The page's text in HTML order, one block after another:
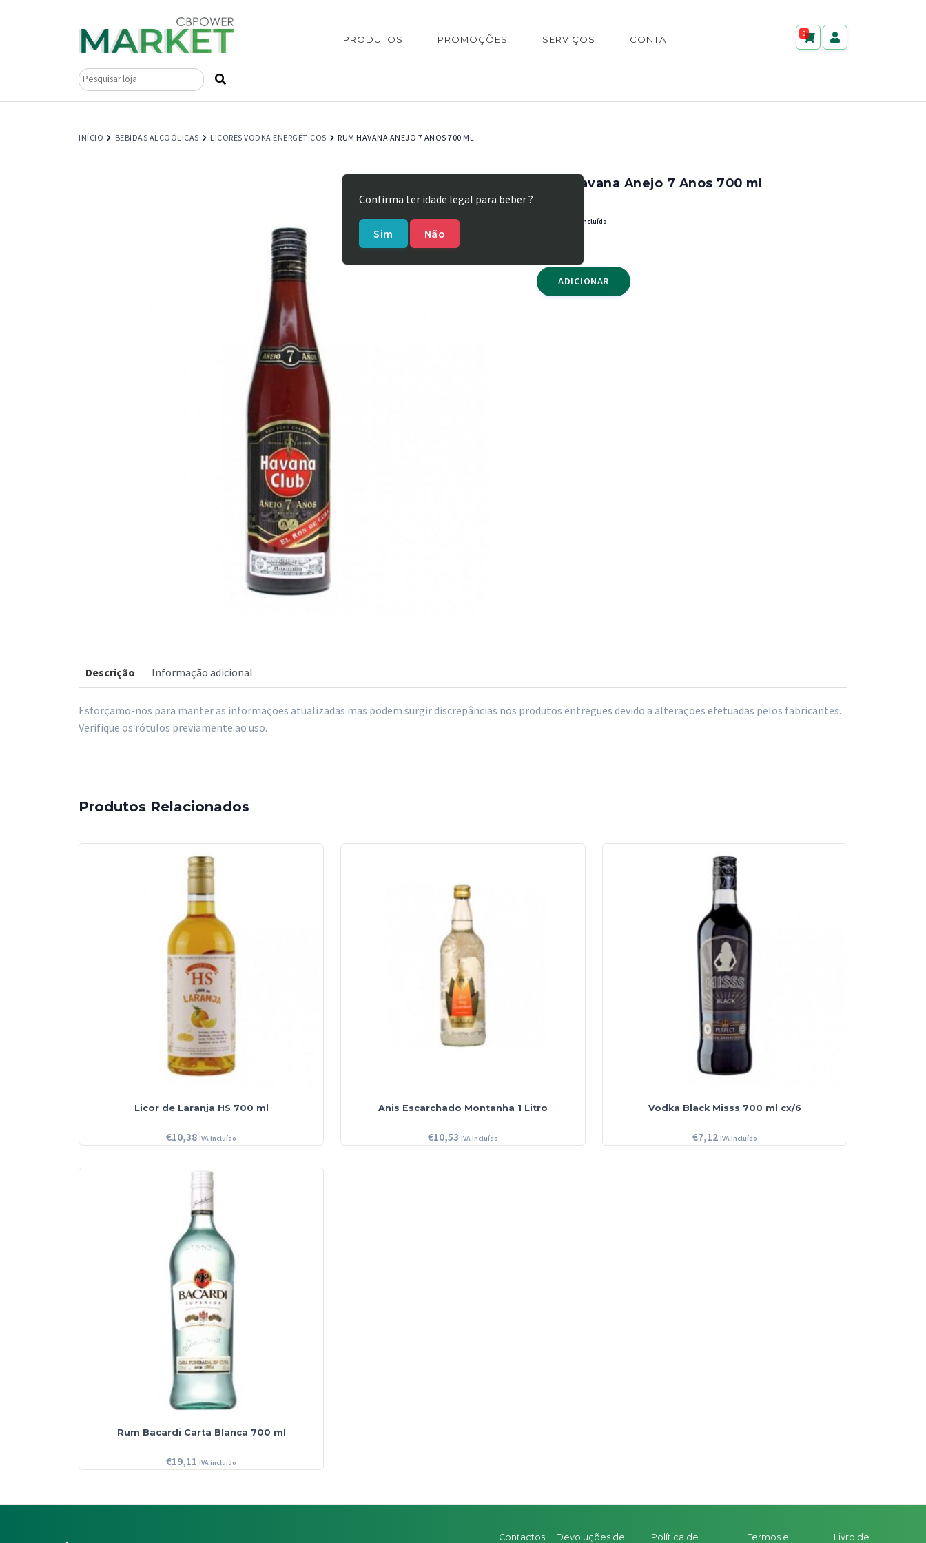
0
PRODUTOS PROMOÇÕES SERVIÇOS CONTA
Pesquisar
INÍCIO BEBIDAS ALCOÓLICAS LICORES VODKA ENERGÉTICOS RUM HAVANA ANEJO 7 ANOS 700 ML
Confirma ter idade legal para beber ?
Sim Não
Rum Havana Anejo 7 Anos 700 ml
IVA incluído
ADICIONAR
Descrição Informação adicional
Esforçamo-nos para manter as informações atualizadas mas podem surgir discrepâncias nos produtos entregues devido a alterações efetuadas pelos fabricantes.
Verifique os rótulos previamente ao uso.
Produtos Relacionados
Licor de Laranja HS 700 ml
€10,38 IVA incluído
Anis Escarchado Montanha 1 Litro
€10,53 IVA incluído
Vodka Black Misss 700 ml cx/6
€7,12 IVA incluído
Rum Bacardi Carta Blanca 700 ml
€19,11 IVA incluído
Contactos Devoluções de Política de Termos e Livro de